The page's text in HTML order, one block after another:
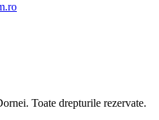
Toate drepturile rezervate.